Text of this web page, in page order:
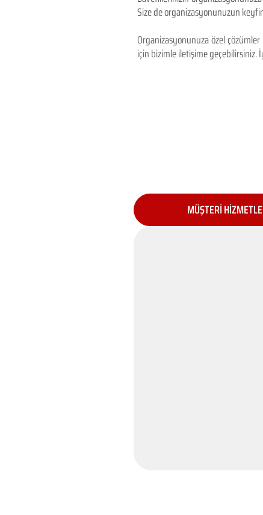
Size de organizasyonunuzun
Organizasyonunuza özel
için bizimle iletişime geçebilirsiniz.
MÜŞTERİ